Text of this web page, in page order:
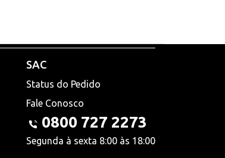
SAC
Status do Pedido
Fale Conosco
0800 727 2273
Segunda à sexta 8:00 às 18:00